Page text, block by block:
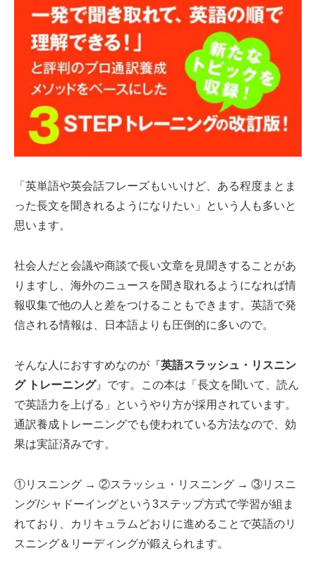
「英単語や英会話フレーズもいいけど、ある程度まとま
った長文を聞きれるようになりたい」という人も多いと
思います。
社会人だと会議や商談で長い文章を見聞きすることがあ
りますし、海外のニュースを聞き取れるようになれば情
報収集で他の人と差をつけることもできます。英語で発
信される情報は、日本語よりも圧倒的に多いので。
そんな人におすすめなのが『英語スラッシュ・リスニン
グ トレーニング』です。この本は「長文を聞いて、読ん
で英語力を上げる」というやり方が採用されています。
通訳養成トレーニングでも使われている方法なので、効
果は実証済みです。
①リスニング → ②スラッシュ・リスニング → ③リスニ
ング/シャドーイングという3ステップ方式で学習が組ま
れており、カリキュラムどおりに進めることで英語のリ
スニング＆リーディングが鍛えられます。